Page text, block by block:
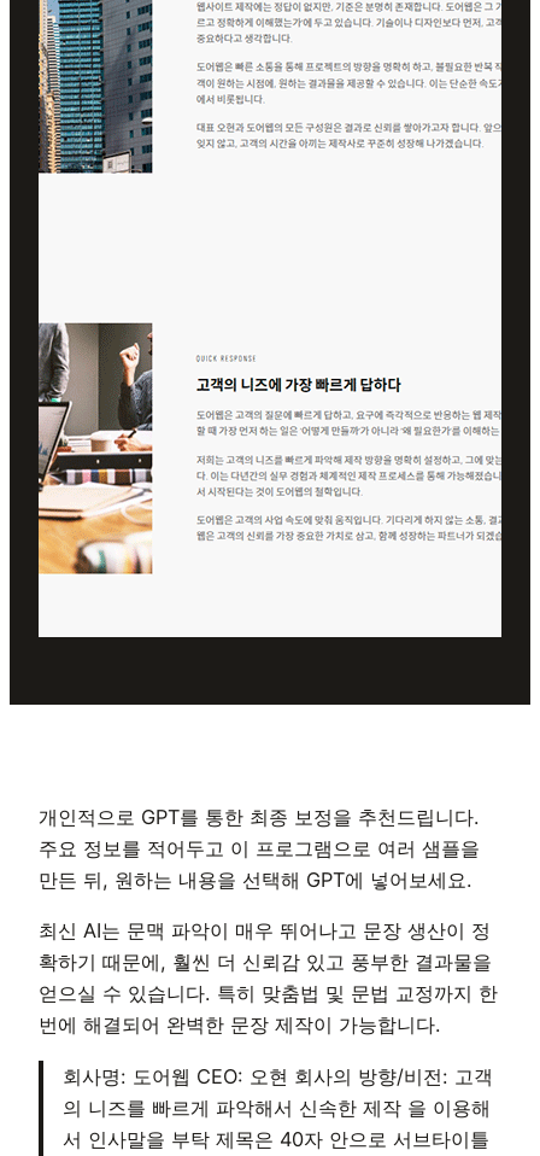
개인적으로 GPT를 통한 최종 보정을 추천드립니다.
주요 정보를 적어두고 이 프로그램으로 여러 샘플을
만든 뒤, 원하는 내용을 선택해 GPT에 넣어보세요.
최신 AI는 문맥 파악이 매우 뛰어나고 문장 생산이 정
확하기 때문에, 훨씬 더 신뢰감 있고 풍부한 결과물을
얻으실 수 있습니다. 특히 맞춤법 및 문법 교정까지 한
번에 해결되어 완벽한 문장 제작이 가능합니다.
회사명: 도어웹 CEO: 오현 회사의 방향/비전: 고객
의 니즈를 빠르게 파악해서 신속한 제작 을 이용해
서 인사말을 부탁 제목은 40자 안으로 서브타이틀